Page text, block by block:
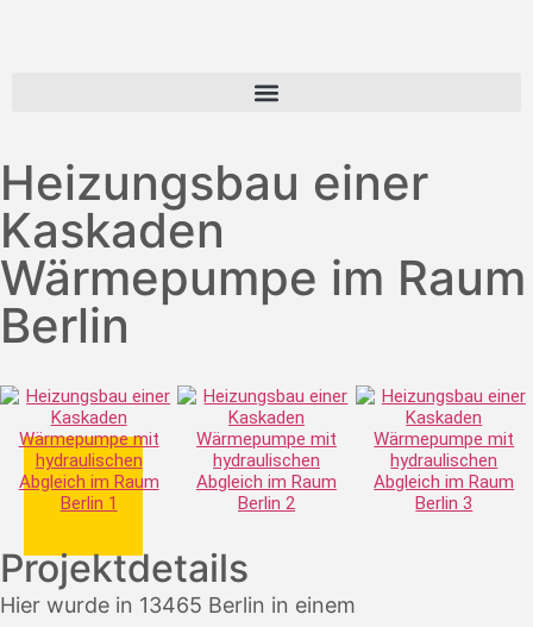
Heizungsbau einer
Kaskaden
Wärmepumpe im Raum
Berlin
Projektdetails
Hier wurde in 13465 Berlin in einem